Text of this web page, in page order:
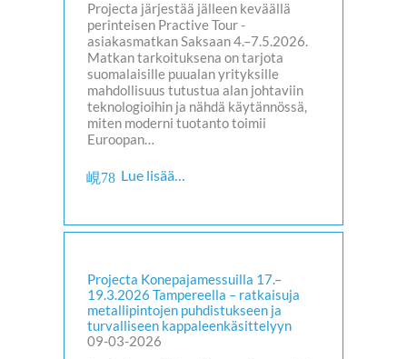
Projecta järjestää jälleen keväällä
perinteisen Practive Tour -
asiakasmatkan Saksaan 4.–7.5.2026.
Matkan tarkoituksena on tarjota
suomalaisille puualan yrityksille
mahdollisuus tutustua alan johtaviin
teknologioihin ja nähdä käytännössä,
miten moderni tuotanto toimii
Euroopan…
Lue lisää…
Projecta Konepajamessuilla 17.–
19.3.2026 Tampereella – ratkaisuja
metallipintojen puhdistukseen ja
turvalliseen kappaleenkäsittelyyn
09-03-2026